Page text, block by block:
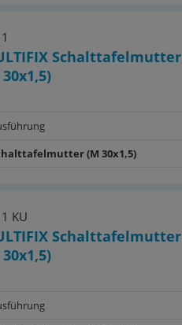
Schalttafelmutter
(M 30x1,5)
KU
Schalttafelmutter